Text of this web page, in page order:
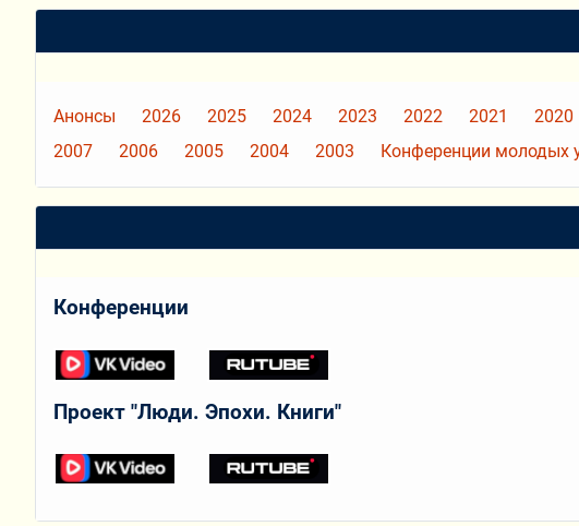
Анонсы 2026 2025 2024 2023 2022 2021 2020
2007
2006 2005 2004 2003 Конференции молодых
Конференции
Проект "Люди. Эпохи. Книги"